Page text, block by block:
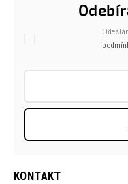
KONTAKT